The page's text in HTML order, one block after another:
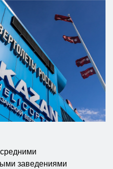
заведениями